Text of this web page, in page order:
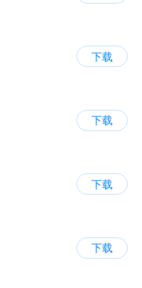
下载
下载
下载
下载